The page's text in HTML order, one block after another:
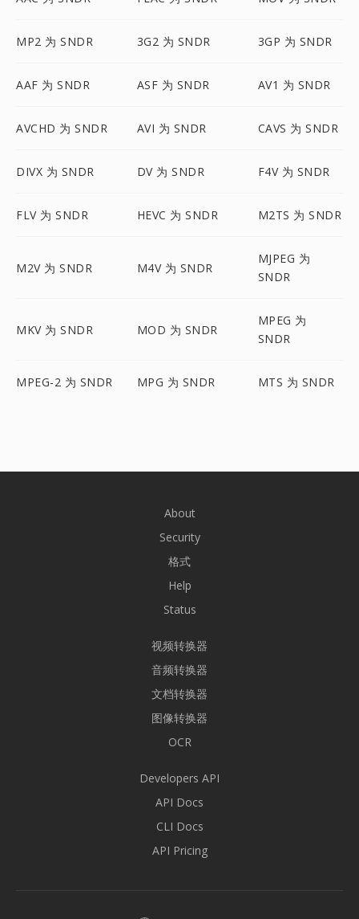
MP2 为 SNDR 3G2 为 SNDR 3GP 为 SNDR
AAF 为 SNDR ASF 为 SNDR AV1 为 SNDR
AVCHD 为 SNDR AVI 为 SNDR CAVS 为 SNDR
DIVX 为 SNDR DV 为 SNDR F4V 为 SNDR
FLV 为 SNDR HEVC 为 SNDR M2TS 为 SNDR
M2V 为 SNDR M4V 为 SNDR
MJPEG 为
SNDR
MKV 为 SNDR MOD 为 SNDR
MPEG 为
SNDR
MPEG-2 为 SNDR MPG 为 SNDR MTS 为 SNDR
About
Security
格式
Help
Status
视频转换器
音频转换器
文档转换器
图像转换器
OCR
Developers API
API Docs
CLI Docs
API Pricing